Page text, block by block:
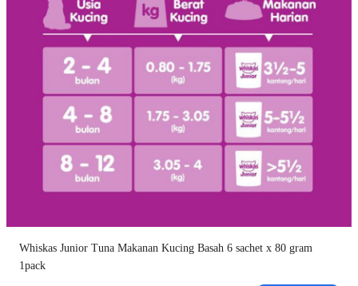
Whiskas Junior Tuna Makanan Kucing Basah 6 sachet x 80 gram
1pack